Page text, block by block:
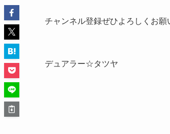
チャンネル登録ぜひよろしくお願
デュアラー☆タツヤ